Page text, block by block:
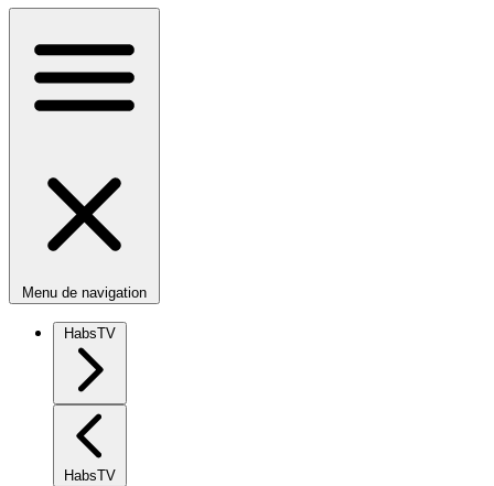
Menu de navigation
HabsTV
HabsTV